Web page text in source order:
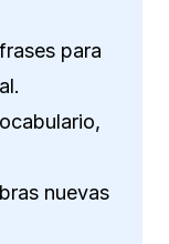
para
nuevas